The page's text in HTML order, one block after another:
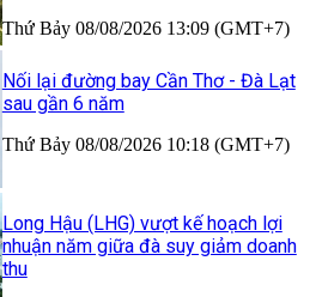
Thứ Bảy 08/08/2026 13:09 (GMT+7)
Nối lại đường bay Cần Thơ - Đà Lạt
sau gần 6 năm
Thứ Bảy 08/08/2026 10:18 (GMT+7)
Long Hậu (LHG) vượt kế hoạch lợi
nhuận năm giữa đà suy giảm doanh
thu